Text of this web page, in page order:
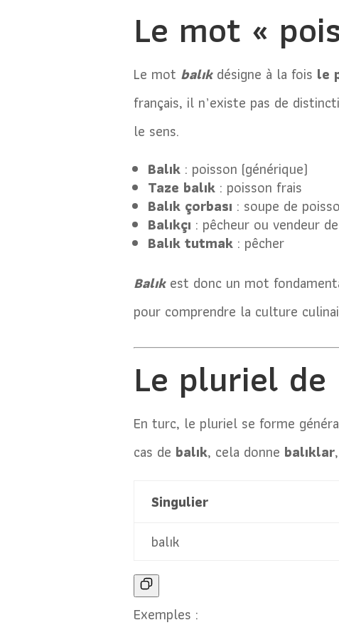
Le mot «
Le mot balıkdésigne à la fois le
français, il n’existe pas de
le sens.
Balık : poisson (générique)
Taze balık : poisson frais
Balık çorbası : soupe de
Balıkçı : pêcheur ou vendeur
Balık tutmak : pêcher
Balıkest donc un mot
pour comprendre la culture
Le pluriel de
En turc, le pluriel se forme
cas de balık, cela donne balıklar
Singulier
balık
Exemples :